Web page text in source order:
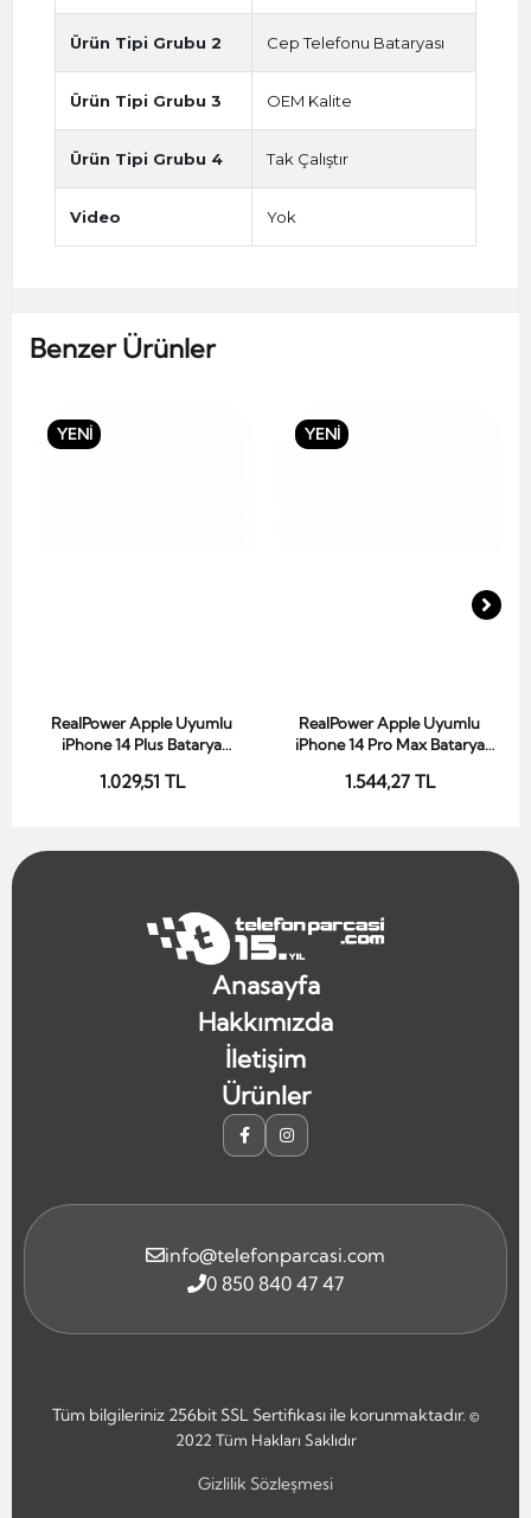
Ürün Tipi Grubu 2 Cep Telefonu Bataryası
Ürün Tipi Grubu 3 OEM Kalite
Ürün Tipi Grubu 4 Tak Çalıştır
Video Yok
Benzer Ürünler
YENİ
Sepete Ekle
RealPower Apple Uyumlu
iPhone 14 Plus Batarya
Yüksek Kapasiteli
1.029,51 TL
YENİ
Sepete Ekle
RealPower Apple Uyumlu
iPhone 14 Pro Max Batarya
Kapasiteli Güçlendirilmiş Pil
1.544,27 TL
Anasayfa
Hakkımızda
İletişim
Ürünler
info@telefonparcasi.com
0 850 840 47 47
Tüm bilgileriniz 256bit SSL Sertifikası ile korunmaktadır.©
2022 Tüm Hakları Saklıdır
Gizlilik Sözleşmesi